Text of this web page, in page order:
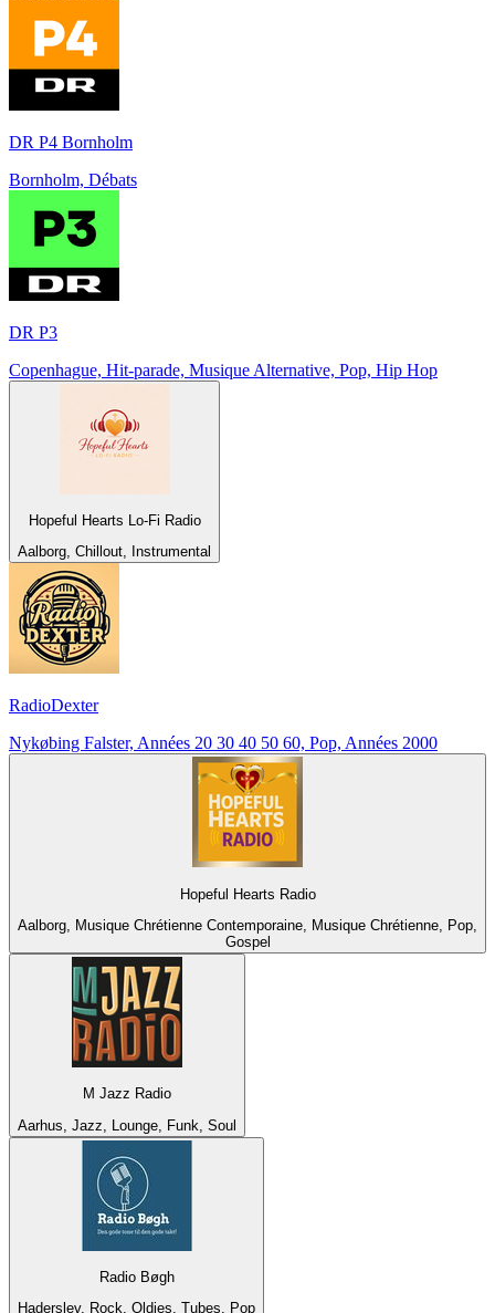
DR P4 Bornholm
Bornholm, Débats
DR P3
Copenhague, Hit-parade, Musique Alternative, Pop, Hip Hop
Hopeful Hearts Lo-Fi Radio
Aalborg, Chillout, Instrumental
RadioDexter
Nykøbing Falster, Années 20 30 40 50 60, Pop, Années 2000
Hopeful Hearts Radio
Aalborg, Musique Chrétienne Contemporaine, Musique Chrétienne, Pop,
Gospel
M Jazz Radio
Aarhus, Jazz, Lounge, Funk, Soul
Radio Bøgh
Haderslev, Rock, Oldies, Tubes, Pop